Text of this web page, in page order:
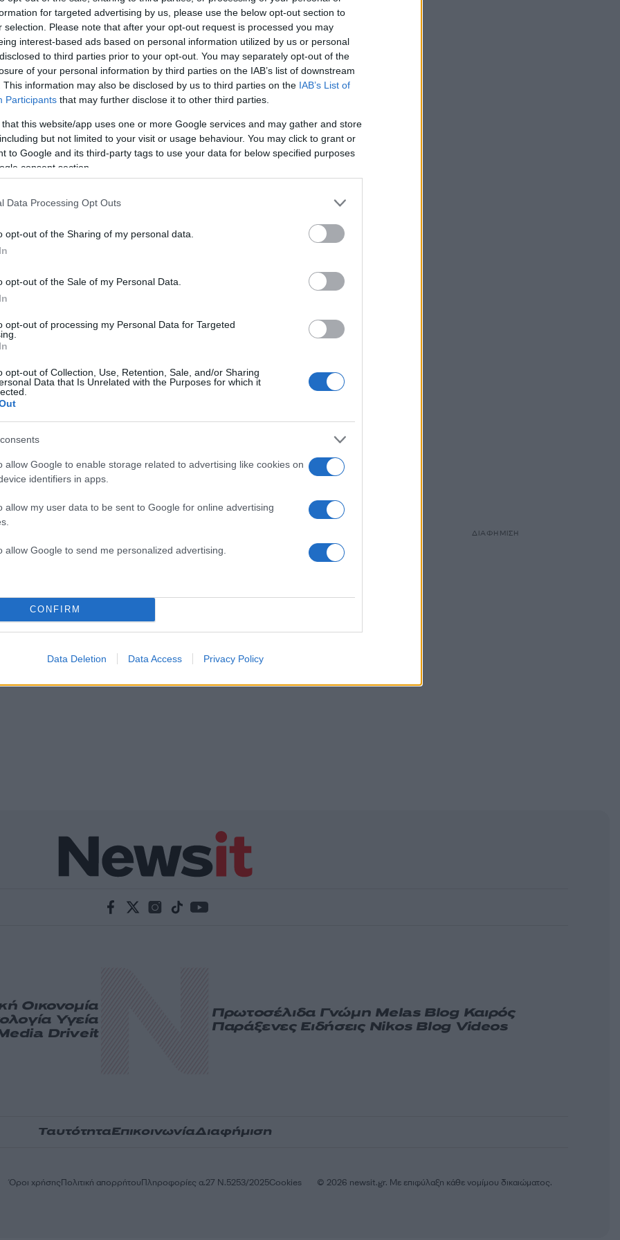
for targeted advertising by us, please use the below opt-out section to
selection. Please note that after your opt-out request is processed you may
interest-based ads based on personal information utilized by us or personal
to third parties prior to your opt-out. You may separately opt-out of the
of your personal information by third parties on the IAB’s list of downstream
This information may also be disclosed by us to third parties on the IAB’s List of
Participants that may further disclose it to other third parties.
that this website/app uses one or more Google services and may gather and store
but not limited to your visit or usage behaviour. You may click to grant or
to Google and its third-party tags to use your data for below specified purposes
consent section.
Data Processing Opt Outs
opt-out of the Sharing of my personal data.
opt-out of the Sale of my Personal Data.
opt-out of processing my Personal Data for Targeted
opt-out of Collection, Use, Retention, Sale, and/or Sharing
Data that Is Unrelated with the Purposes for which it
allow Google to enable storage related to advertising like cookies on
identifiers in apps.
allow my user data to be sent to Google for online advertising
allow Google to send me personalized advertising.
CONFIRM
Data Deletion Data Access Privacy Policy
αυτοκινήτων
17.000
αν
και
Υπουργείο
να
αλλά
ότι θα
να
στο
ΔΙΑΦΗΜΙΣΗ
Οικονομία
Υγεία
Driveit
Πρωτοσέλιδα Γνώμη Melas Blog Καιρός
Παράξενες Ειδήσεις Nikos Blog Videos
ΤαυτότηταΕπικοινωνίαΔιαφήμιση
Όροι χρήσηςΠολιτική απορρήτουΠληροφορίες α.27 Ν.5253/2025Cookies © 2026 newsit.gr. Με επιφύλαξη κάθε νομίμου δικαιώματος.